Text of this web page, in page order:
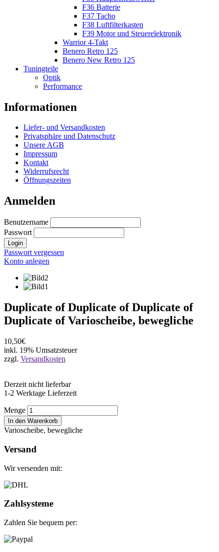
F36 Batterie
F37 Tacho
F38 Luftfilterkasten
F39 Motor und Steuerelektronik
Warrior 4-Takt
Benero Retro 125
Benero New Retro 125
Tuningteile
Optik
Performance
Informationen
Liefer- und Versandkosten
Privatsphäre und Datenschutz
Unsere AGB
Impressum
Kontakt
Widerrufsrecht
Öffnungszeiten
Anmelden
Benutzername
Passwort
Login
Passwort vergessen
Konto anlegen
Duplicate of Duplicate of Duplicate of
Duplicate of Varioscheibe, bewegliche
10,50€
inkl. 19% Umsatzsteuer
zzgl. Versandkosten
Derzeit nicht lieferbar
1-2 Werktage Lieferzeit
Menge
In den Warenkorb
Varioscheibe, bewegliche
Versand
Wir versenden mit:
Zahlsysteme
Zahlen Sie bequem per: